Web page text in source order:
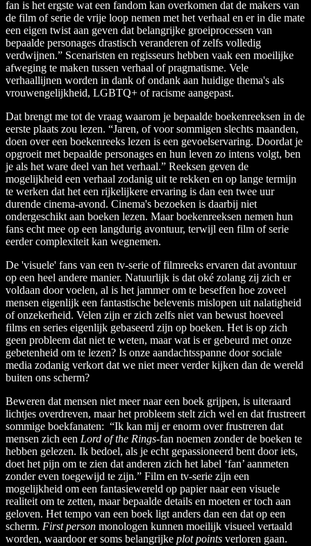
fan is het ergste wat een fandom kan overkomen dat de makers van
de film of serie de vrije loop nemen met het verhaal en er in die mate
een eigen twist aan geven dat belangrijke groeiprocessen van
bepaalde personages drastisch veranderen of zelfs volledig
verdwijnen.” Scenaristen en regisseurs hebben vaak een moeilijke
afweging te maken tussen verhaal of pragmatisme. Vele
verhaallijnen worden in dank of ondank aan huidige thema's als
vrouwengelijkheid, LGBTQ+ of racisme aangepast.
Dat brengt me tot de vraag waarom je bepaalde boekenreeksen in de
eerste plaats zou lezen. “Jaren, of voor sommigen slechts maanden,
doen over een boekenreeks lezen is een gevoelservaring. Doordat je
opgroeit met bepaalde personages en hun leven zo intens volgt, ben
je als het ware deel van het verhaal.” Reeksen geven de
mogelijkheid een verhaal zodanig uit te rekken en op lange termijn
te werken dat het een rijkelijkere ervaring is dan een twee uur
durende cinema-avond. Cinema's bezoeken is daarbij niet
ondergeschikt aan boeken lezen. Maar boekenreeksen nemen hun
fans echt mee op een langdurig avontuur, terwijl een film of serie
eerder complexiteit kan wegnemen.
De 'visuele' fans van een tv-serie of filmreeks ervaren dat avontuur
op een heel andere manier. Natuurlijk is dat oké zolang zij zich er
voldaan door voelen, al is het jammer om te beseffen hoe zoveel
mensen eigenlijk een fantastische belevenis mislopen uit nalatigheid
of onzekerheid. Velen zijn er zich zelfs niet van bewust hoeveel
films en series eigenlijk gebaseerd zijn op boeken. Het is op zich
geen probleem dat niet te weten, maar wat is er gebeurd met onze
gebetenheid om te lezen? Is onze aandachtsspanne door sociale
media zodanig verkort dat we niet meer verder kijken dan de wereld
buiten ons scherm?
Beweren dat mensen niet meer naar een boek grijpen, is uiteraard
lichtjes overdreven, maar het probleem stelt zich wel en dat frustreert
sommige boekfanaten: “Ik kan mij er enorm over frustreren dat
mensen zich een Lord of the Rings-fan noemen zonder de boeken te
hebben gelezen. Ik bedoel, als je echt gepassioneerd bent door iets,
doet het pijn om te zien dat anderen zich het label ‘fan’ aanmeten
zonder even toegewijd te zijn.” Film en tv-serie zijn een
mogelijkheid om een fantasiewereld op papier naar een visuele
realiteit om te zetten, maar bepaalde details en moeten er toch aan
geloven. Het tempo van een boek ligt anders dan een dat op een
scherm. First person monologen kunnen moeilijk visueel vertaald
worden, waardoor er soms belangrijke plot points verloren gaan.